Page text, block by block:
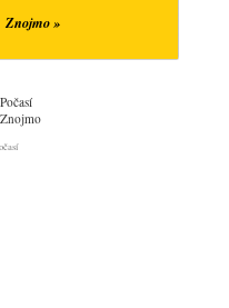
Znojmo »
Počasí
Znojmo